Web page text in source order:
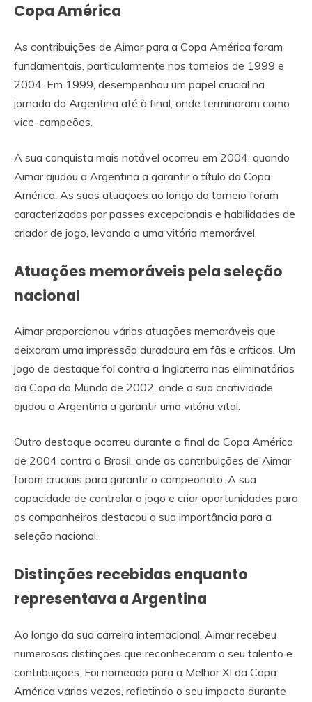
Copa América
As contribuições de Aimar para a Copa América foram
fundamentais, particularmente nos torneios de 1999 e
2004. Em 1999, desempenhou um papel crucial na
jornada da Argentina até à final, onde terminaram como
vice-campeões.
A sua conquista mais notável ocorreu em 2004, quando
Aimar ajudou a Argentina a garantir o título da Copa
América. As suas atuações ao longo do torneio foram
caracterizadas por passes excepcionais e habilidades de
criador de jogo, levando a uma vitória memorável.
Atuações memoráveis pela seleção
nacional
Aimar proporcionou várias atuações memoráveis que
deixaram uma impressão duradoura em fãs e críticos. Um
jogo de destaque foi contra a Inglaterra nas eliminatórias
da Copa do Mundo de 2002, onde a sua criatividade
ajudou a Argentina a garantir uma vitória vital.
Outro destaque ocorreu durante a final da Copa América
de 2004 contra o Brasil, onde as contribuições de Aimar
foram cruciais para garantir o campeonato. A sua
capacidade de controlar o jogo e criar oportunidades para
os companheiros destacou a sua importância para a
seleção nacional.
Distinções recebidas enquanto
representava a Argentina
Ao longo da sua carreira internacional, Aimar recebeu
numerosas distinções que reconheceram o seu talento e
contribuições. Foi nomeado para a Melhor XI da Copa
América várias vezes, refletindo o seu impacto durante